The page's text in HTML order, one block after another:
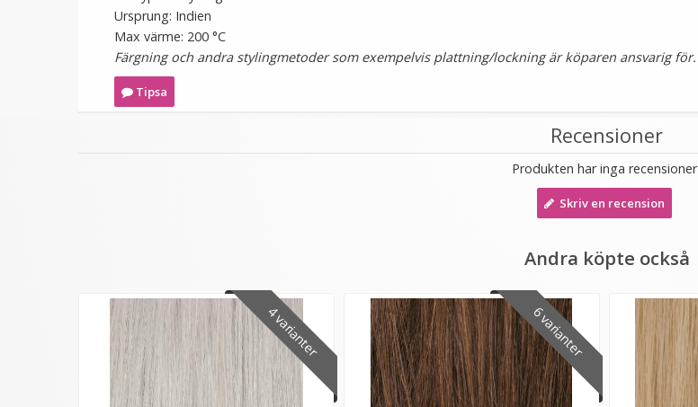
Ursprung: Indien
Max värme: 200 °C
Färgning och andra stylingmetoder som exempelvis plattning/lockning är köparen ansvarig för.
Tipsa
Recensioner
Produkten har inga recensioner
Skriv en recension
Andra köpte också
4 varianter 6 varianter